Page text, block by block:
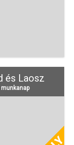
és Laosz
munkanap